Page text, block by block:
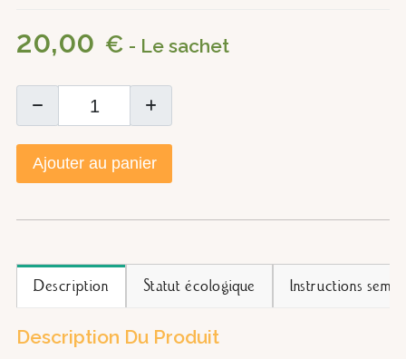
20,00 € - Le sachet
Ajouter au panier
Description Statut écologique Instructions semis
Description Du Produit